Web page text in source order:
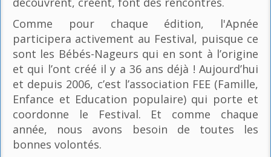
Comme pour chaque édition, l'Apnée
participera activement au Festival, puisque ce
sont les Bébés-Nageurs qui en sont à l’origine
et qui l’ont créé il y a 36 ans déjà ! Aujourd’hui
et depuis 2006, c’est l’association FEE (Famille,
Enfance et Education populaire) qui porte et
coordonne le Festival. Et comme chaque
année, nous avons besoin de toutes les
bonnes volontés.